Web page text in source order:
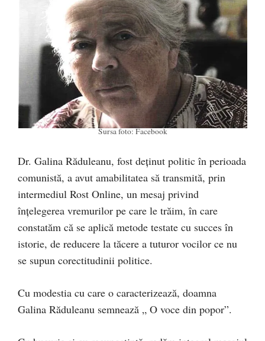
Sursa foto: Facebook
Dr. Galina Răduleanu, fost deținut politic în perioada
comunistă, a avut amabilitatea să transmită, prin
intermediul Rost Online, un mesaj privind
înțelegerea vremurilor pe care le trăim, în care
constatăm că se aplică metode testate cu succes în
istorie, de reducere la tăcere a tuturor vocilor ce nu
se supun corectitudinii politice.
Cu modestia cu care o caracterizează, doamna
Galina Răduleanu semnează „ O voce din popor”.